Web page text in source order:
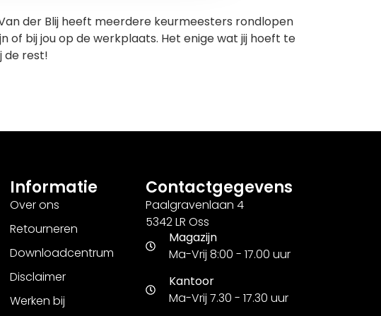
der Blij heeft meerdere keurmeesters rondlopen
of bij jou op de werkplaats. Het enige wat jij hoeft te
de rest!
Informatie
Over ons
Retourneren
Downloadcentrum
Disclaimer
Werken bij
Contactgegevens
Paalgravenlaan 4
5342 LR Oss
Magazijn
Ma-Vrij 8:00 - 17.00 uur
Kantoor
Ma-Vrij 7.30 - 17.30 uur